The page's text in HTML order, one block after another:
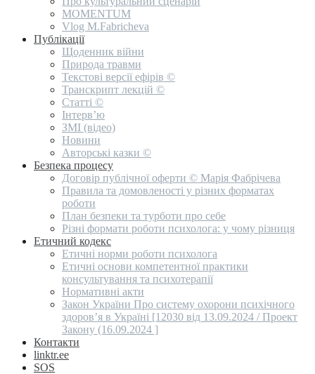
MOMENTUM
Vlog M.Fabricheva
Публікації
Щоденник війни
Природа травми
Текстові версії ефірів ©
Транскрипт лекцій ©
Статті ©
Інтерв’ю
ЗМІ (відео)
Новини
Авторські казки ©
Безпека процесу
Договір публічної оферти © Марія Фабрічева
Правила та домовленості у різних форматах
роботи
План безпеки та турботи про себе
Різні формати роботи психолога: у чому різниця
Етичний кодекс
Етичні норми роботи психолога
Етичні основи компетентної практики
консультування та психотерапії
Нормативні акти
Закон України Про систему охорони психічного
здоров’я в Україні [12030 від 13.09.2024 / Проект
Закону (16.09.2024 ]
Контакти
linktr.ee
SOS